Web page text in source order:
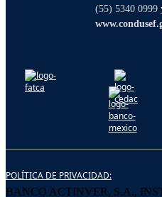
(55) 5340 0999
POLÍTICA DE PRIVACIDAD:
BANCO ACTINVER, S.A.,